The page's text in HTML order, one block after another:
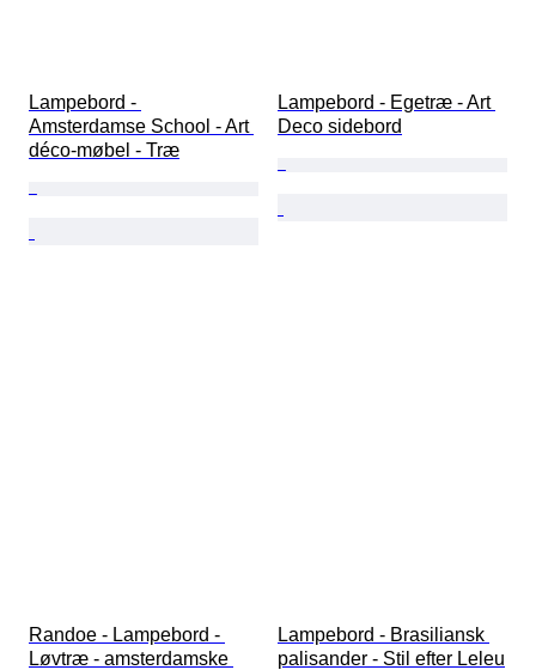
Lampebord -
Amsterdamse School - Art
déco-møbel - Træ
Lampebord - Egetræ - Art
Deco sidebord
Randoe - Lampebord -
Løvtræ - amsterdamske
Lampebord - Brasiliansk
palisander - Stil efter Leleu